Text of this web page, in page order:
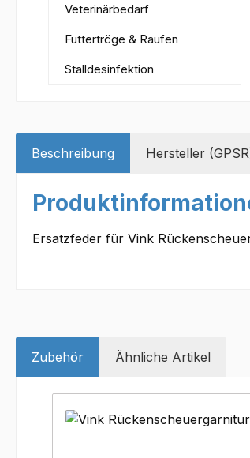
Veterinärbedarf
Futtertröge & Raufen
Stalldesinfektion
Beschreibung Hersteller
Ersatzfeder für Vink
Zubehör Ähnliche Artikel